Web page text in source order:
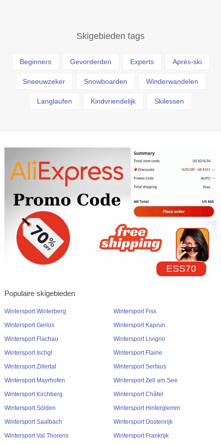
Skigebieden tags
Beginners Gevorderden Experts Après-ski
Sneeuwzeker Snowboarden Winderwandelen
Langlaufen Kindvriendelijk Skilessen
ESS70
Populaire skigebieden
Wintersport Winterberg
Wintersport Gerlos
Wintersport Flachau
Wintersport Ischgl
Wintersport Zillertal
Wintersport Mayrhofen
Wintersport Kirchberg
Wintersport Sölden
Wintersport Saalbach
Wintersport Val Thorens
Wintersport Fiss
Wintersport Kaprun
Wintersport Livigno
Wintersport Flaine
Wintersport Serfaus
Wintersport Zell am See
Wintersport Châtel
Wintersport Hinterglemm
Wintersport Oostenrijk
Wintersport Frankrijk